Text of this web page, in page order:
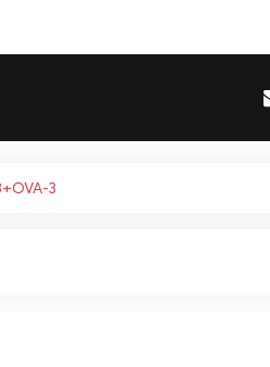
только в категории
3